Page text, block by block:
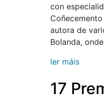
con
autora de
Bolanda,
ler máis
17